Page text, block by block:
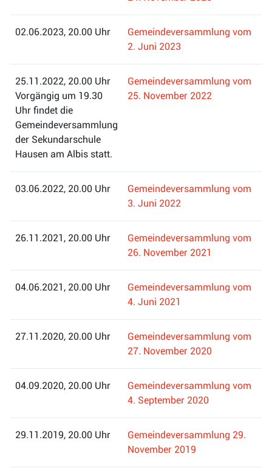
02.06.2023, 20.00 Uhr
Gemeindeversammlung vom
2. Juni 2023
25.11.2022, 20.00 Uhr
Vorgängig um 19.30
Uhr findet die
Gemeindeversammlung
der Sekundarschule
Hausen am Albis statt.
Gemeindeversammlung vom
25. November 2022
03.06.2022, 20.00 Uhr
Gemeindeversammlung vom
3. Juni 2022
26.11.2021, 20.00 Uhr
Gemeindeversammlung vom
26. November 2021
04.06.2021, 20.00 Uhr
Gemeindeversammlung vom
4. Juni 2021
27.11.2020, 20.00 Uhr
Gemeindeversammlung vom
27. November 2020
04.09.2020, 20.00 Uhr
Gemeindeversammlung vom
4. September 2020
29.11.2019, 20.00 Uhr
Gemeindeversammlung 29.
November 2019